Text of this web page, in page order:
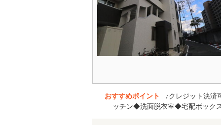
おすすめポイント
♪クレジット決
ッチン◆洗面脱衣室◆宅配ボック